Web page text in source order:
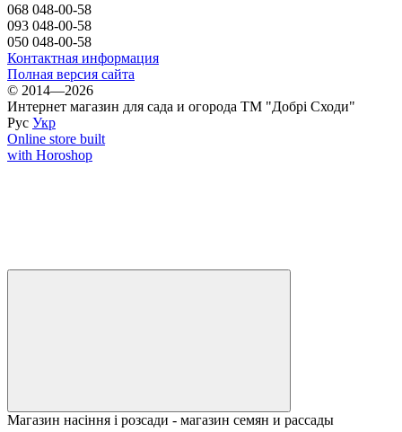
068 048-00-58
093 048-00-58
050 048-00-58
Контактная информация
Полная версия сайта
© 2014—2026
Интернет магазин для сада и огорода ТМ "Добрі Сходи"
Рус Укр
Online store built
with Horoshop
Магазин насіння і розсади - магазин семян и рассады